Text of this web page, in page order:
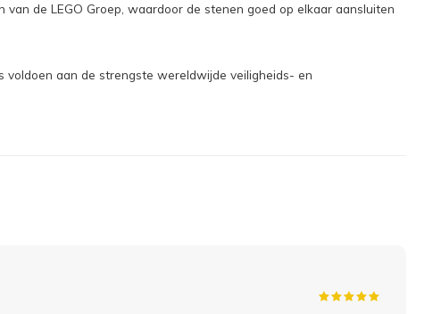
de LEGO Groep, waardoor de stenen goed op elkaar aansluiten
voldoen aan de strengste wereldwijde veiligheids- en